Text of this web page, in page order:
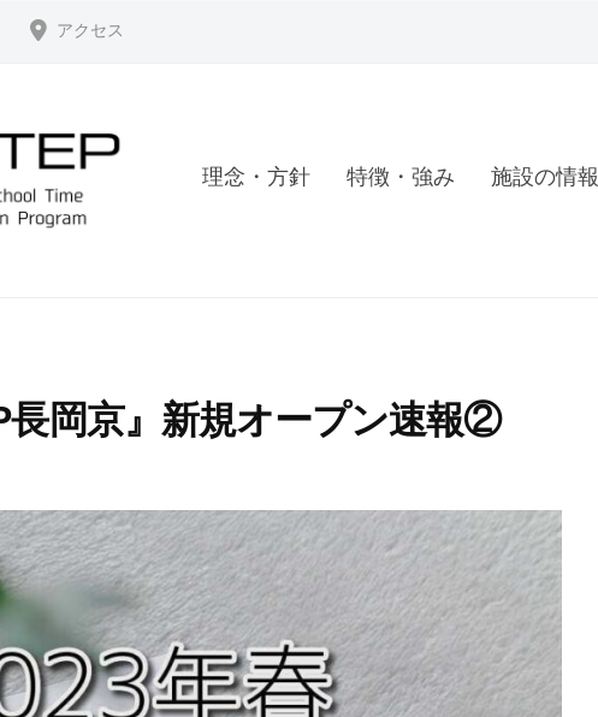
アクセス
理念・方針 特徴・強み 施設の情報
長岡京』新規オープン速報②